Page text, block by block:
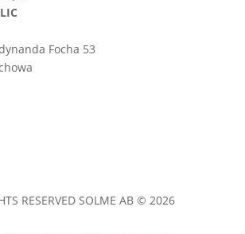
Focha 53
RESERVED SOLME AB © 2026